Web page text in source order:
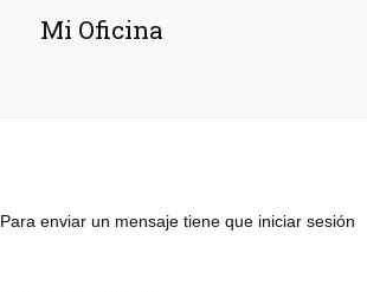
Mi Oficina
Para enviar un mensaje tiene que iniciar sesión